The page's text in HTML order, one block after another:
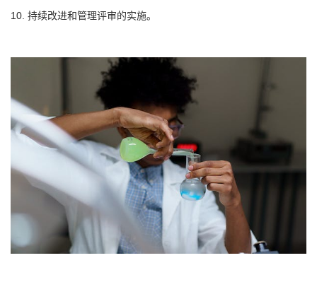
10. 持续改进和管理评审的实施。